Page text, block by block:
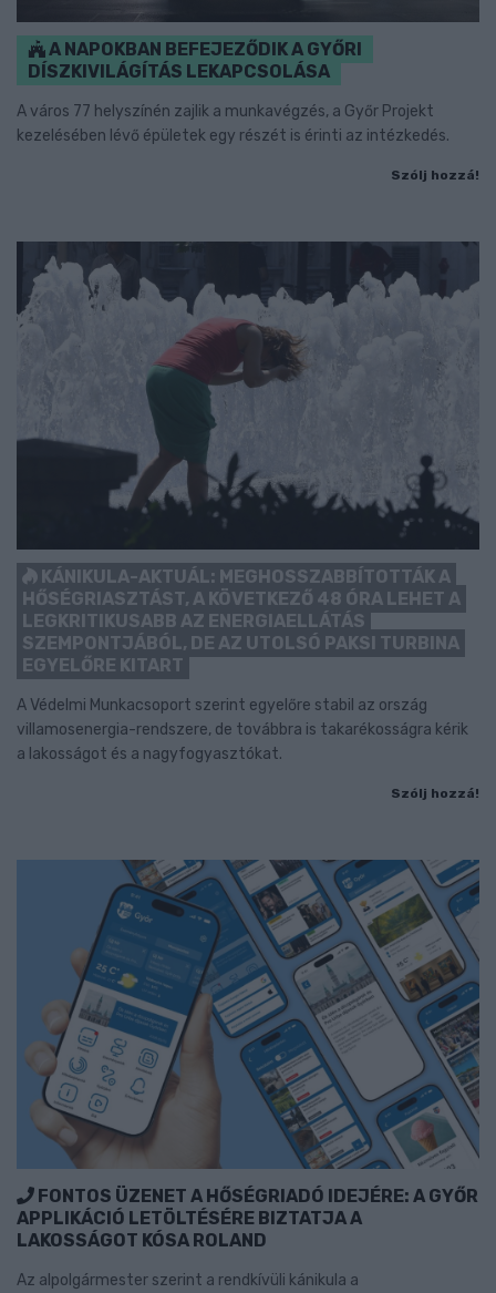
A NAPOKBAN BEFEJEZŐDIK A GYŐRI
DÍSZKIVILÁGÍTÁS LEKAPCSOLÁSA
A város 77 helyszínén zajlik a munkavégzés, a Győr Projekt
kezelésében lévő épületek egy részét is érinti az intézkedés.
Szólj hozzá!
KÁNIKULA-AKTUÁL: MEGHOSSZABBÍTOTTÁK A
HŐSÉGRIASZTÁST, A KÖVETKEZŐ 48 ÓRA LEHET A
LEGKRITIKUSABB AZ ENERGIAELLÁTÁS
SZEMPONTJÁBÓL, DE AZ UTOLSÓ PAKSI TURBINA
EGYELŐRE KITART
A Védelmi Munkacsoport szerint egyelőre stabil az ország
villamosenergia-rendszere, de továbbra is takarékosságra kérik
a lakosságot és a nagyfogyasztókat.
Szólj hozzá!
FONTOS ÜZENET A HŐSÉGRIADÓ IDEJÉRE: A GYŐR
APPLIKÁCIÓ LETÖLTÉSÉRE BIZTATJA A
LAKOSSÁGOT KÓSA ROLAND
Az alpolgármester szerint a rendkívüli kánikula a